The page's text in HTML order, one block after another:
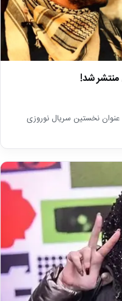
عنوان نخستین سریال نوروزی